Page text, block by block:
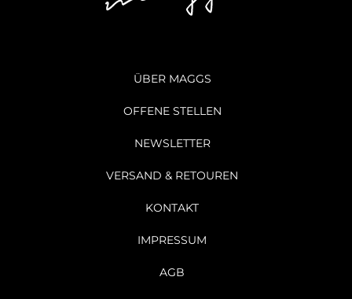
ÜBER MAGGS
OFFENE STELLEN
NEWSLETTER
VERSAND & RETOUREN
KONTAKT
IMPRESSUM
AGB